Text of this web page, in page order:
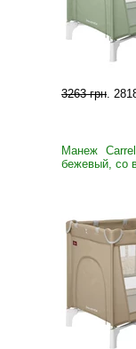
3263 грн.
Манеж
бежевый, со